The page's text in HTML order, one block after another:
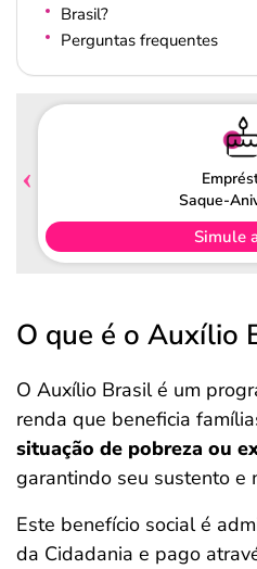
Brasil?
Perguntas frequentes
Saque-
Simule
O que é o Auxílio
O Auxílio Brasil é um
renda que beneficia
situação de pobreza ou
garantindo seu sustento e
Este benefício social é
da Cidadania e pago